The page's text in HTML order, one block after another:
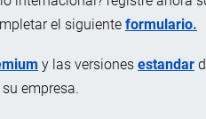
el siguiente formulario.
y las versiones estandar
empresa.
(1600 micras); 1.9 mm (1900